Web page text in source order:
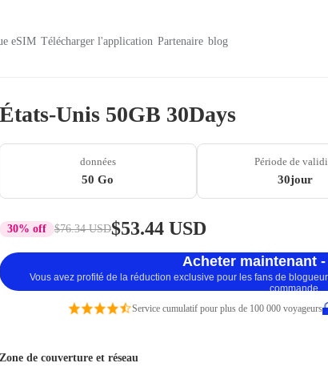
eSIM Télécharger l'application Partenaire blog
États-Unis 50GB 30Days
données
50 Go
Période de
30jour
30% off $76.34 USD$53.44 USD
Acheter maintenant -
Vous avez profité de la réduction exclusive pour les fans de
commande.
Service cumulatif pour plus de 100 000 voyageurs
Zone de couverture et réseau